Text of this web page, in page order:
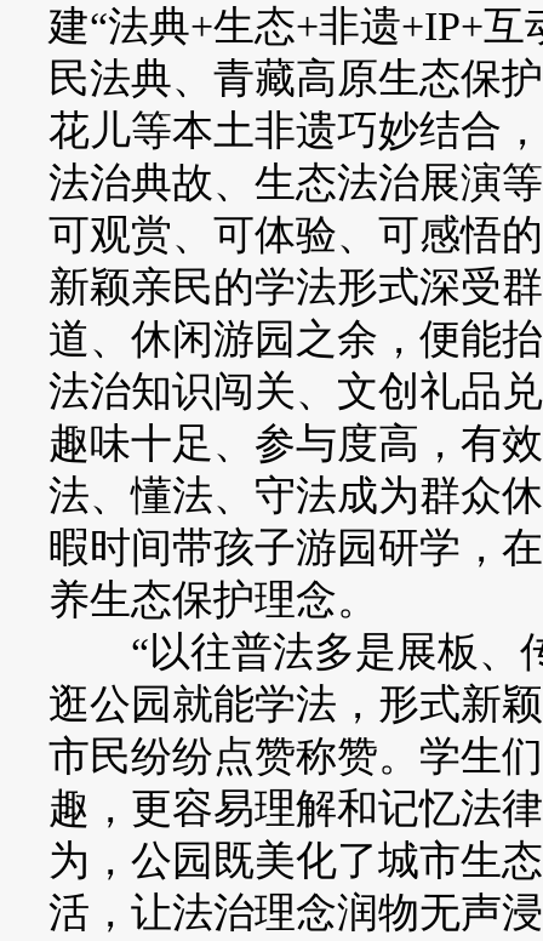
建“法典+生态+非遗+IP+
民法典、青藏高原生态保
花儿等本土非遗巧妙结合
法治典故、生态法治展演
可观赏、可体验、可感悟
新颖亲民的学法形式深受
道、休闲游园之余，便能
法治知识闯关、文创礼品
趣味十足、参与度高，有
法、懂法、守法成为群众
暇时间带孩子游园研学，
养生态保护理念。
“以往普法多是展板、
逛公园就能学法，形式新
市民纷纷点赞称赞。学生
趣，更容易理解和记忆法
为，公园既美化了城市生
活，让法治理念润物无声